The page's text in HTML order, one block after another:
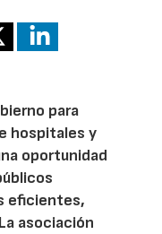
para
hospitales y
oportunidad
eficientes,
asociación